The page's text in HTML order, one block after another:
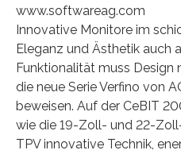
www.softwareag.com
Innovative Monitore im
Eleganz und Ästhetik auch
Funktionalität muss Design
die neue Serie Verfino von
beweisen. Auf der CeBIT
wie die 19-Zoll- und 22-
TPV innovative Technik,